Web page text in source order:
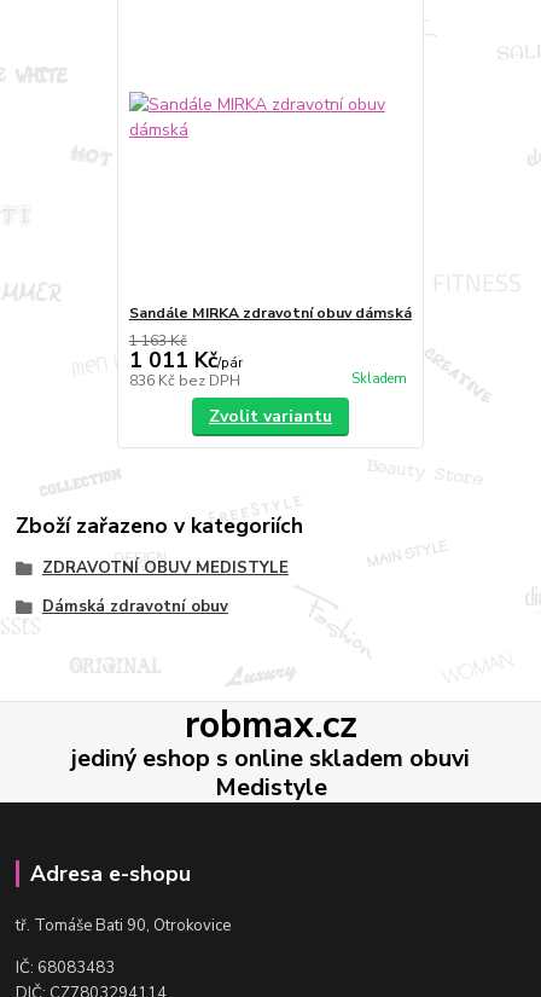
Sandále MIRKA zdravotní obuv dámská
1 163 Kč
1 011 Kč/pár
836 Kč bez DPH Skladem
Zvolit variantu
Zboží zařazeno v kategoriích
ZDRAVOTNÍ OBUV MEDISTYLE
Dámská zdravotní obuv
robmax.cz
jediný eshop s online skladem obuvi
Medistyle
Adresa e-shopu
tř. Tomáše Bati 90, Otrokovice
IČ: 68083483